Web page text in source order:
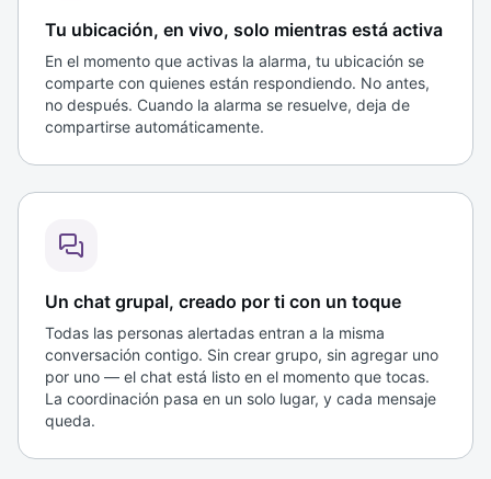
Tu ubicación, en vivo, solo mientras está activa
En el momento que activas la alarma, tu ubicación se
comparte con quienes están respondiendo. No antes,
no después. Cuando la alarma se resuelve, deja de
compartirse automáticamente.
Un chat grupal, creado por ti con un toque
Todas las personas alertadas entran a la misma
conversación contigo. Sin crear grupo, sin agregar uno
por uno — el chat está listo en el momento que tocas.
La coordinación pasa en un solo lugar, y cada mensaje
queda.